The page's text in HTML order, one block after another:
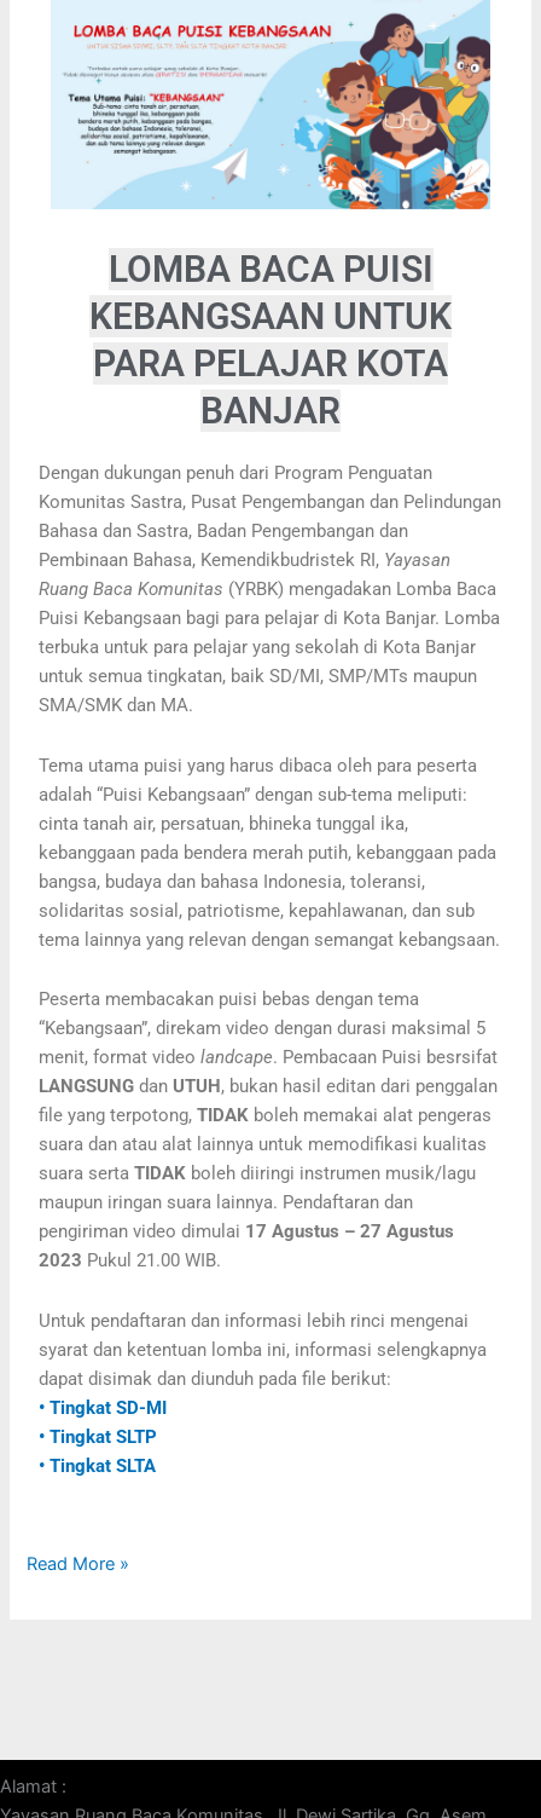
LOMBA BACA PUISI
KEBANGSAAN UNTUK
PARA PELAJAR KOTA
BANJAR
Dengan dukungan penuh dari Program Penguatan
Komunitas Sastra, Pusat Pengembangan dan Pelindungan
Bahasa dan Sastra, Badan Pengembangan dan
Pembinaan Bahasa, Kemendikbudristek RI, Yayasan
Ruang Baca Komunitas (YRBK) mengadakan Lomba Baca
Puisi Kebangsaan bagi para pelajar di Kota Banjar. Lomba
terbuka untuk para pelajar yang sekolah di Kota Banjar
untuk semua tingkatan, baik SD/MI, SMP/MTs maupun
SMA/SMK dan MA.
Tema utama puisi yang harus dibaca oleh para peserta
adalah “Puisi Kebangsaan” dengan sub-tema meliputi:
cinta tanah air, persatuan, bhineka tunggal ika,
kebanggaan pada bendera merah putih, kebanggaan pada
bangsa, budaya dan bahasa Indonesia, toleransi,
solidaritas sosial, patriotisme, kepahlawanan, dan sub
tema lainnya yang relevan dengan semangat kebangsaan.
Peserta membacakan puisi bebas dengan tema
“Kebangsaan”, direkam video dengan durasi maksimal 5
menit, format videolandcape. Pembacaan Puisi besrsifat
LANGSUNG dan UTUH, bukan hasil editan dari penggalan
file yang terpotong,TIDAK boleh memakai alat pengeras
suara dan atau alat lainnya untuk memodifikasi kualitas
suara sertaTIDAK boleh diiringi instrumen musik/lagu
maupun iringan suara lainnya. Pendaftaran dan
pengiriman video dimulai 17 Agustus – 27 Agustus
2023 Pukul 21.00 WIB.
Untuk pendaftaran dan informasi lebih rinci mengenai
syarat dan ketentuan lomba ini, informasi selengkapnya
dapat disimak dan diunduh pada file berikut:
• Tingkat SD-MI
• Tingkat SLTP
• Tingkat SLTA
Read More »
Alamat :